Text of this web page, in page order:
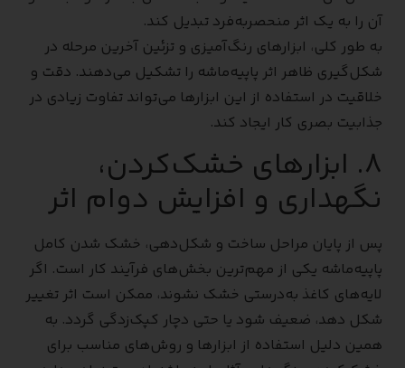
آن را به یک اثر منحصر‌به‌فرد تبدیل کند.
به طور کلی، ابزارهای رنگ‌آمیزی و تزئین آخرین مرحله در
شکل‌گیری ظاهر اثر پاپیه‌ماشه را تشکیل می‌دهند. دقت و
خلاقیت در استفاده از این ابزارها می‌تواند تفاوت زیادی در
جذابیت بصری کار ایجاد کند.
۸. ابزارهای خشک‌کردن،
نگهداری و افزایش دوام اثر
پس از پایان مراحل ساخت و شکل‌دهی، خشک شدن کامل
پاپیه‌ماشه یکی از مهم‌ترین بخش‌های فرآیند کار است. اگر
لایه‌های کاغذ به‌درستی خشک نشوند، ممکن است اثر تغییر
شکل دهد، ضعیف شود یا حتی دچار کپک‌زدگی گردد. به
همین دلیل استفاده از ابزارها و روش‌های مناسب برای